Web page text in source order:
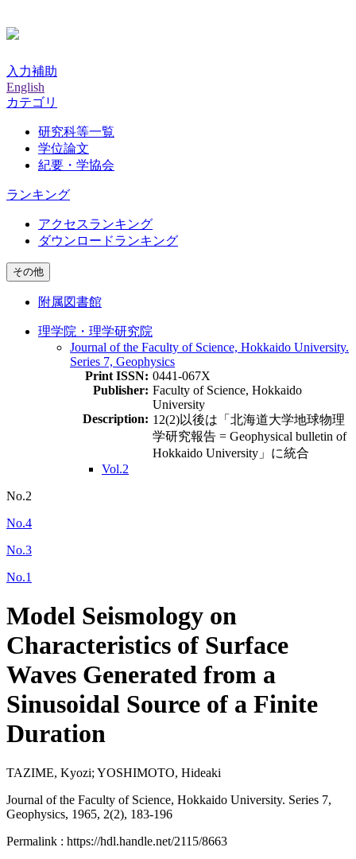
入力補助
English
カテゴリ
研究科等一覧
学位論文
紀要・学協会
ランキング
アクセスランキング
ダウンロードランキング
その他
附属図書館
理学院・理学研究院
Journal of the Faculty of Science, Hokkaido University.
Series 7, Geophysics
Print ISSN: 0441-067X
Publisher: Faculty of Science, Hokkaido
University
Description: 12(2)以後は「北海道大学地球物理
学研究報告 = Geophysical bulletin of
Hokkaido University」に統合
Vol.2
No.2
No.4
No.3
No.1
Model Seismology on
Characteristics of Surface
Waves Generated from a
Sinusoidal Source of a Finite
Duration
TAZIME, Kyozi; YOSHIMOTO, Hideaki
Journal of the Faculty of Science, Hokkaido University. Series 7,
Geophysics, 1965, 2(2), 183-196
Permalink : https://hdl.handle.net/2115/8663